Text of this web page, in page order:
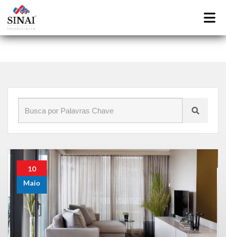
Início» Blog
10
Maio